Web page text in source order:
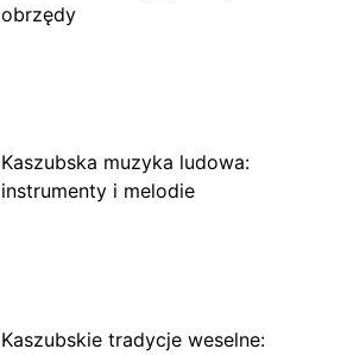
obrzędy
Kaszubska muzyka ludowa:
instrumenty i melodie
Kaszubskie tradycje weselne: